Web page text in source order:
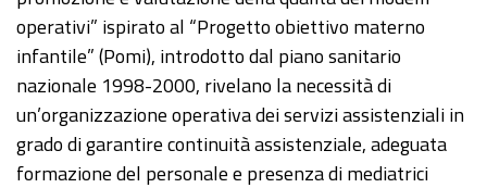
operativi” ispirato al “Progetto obiettivo materno
infantile” (Pomi), introdotto dal piano sanitario
nazionale 1998-2000, rivelano la necessità di
un’organizzazione operativa dei servizi assistenziali in
grado di garantire continuità assistenziale, adeguata
formazione del personale e presenza di mediatrici